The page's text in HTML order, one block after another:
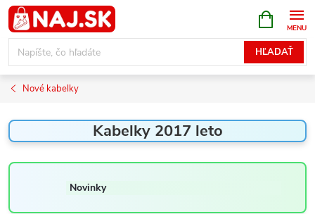
Prejsť
na
obsah
HĽADAŤ
KOŠÍK
Nové kabelky
Kabelky 2017 leto
Novinky